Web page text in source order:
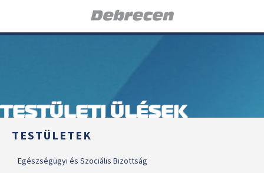
TESTÜLETI ÜLÉSEK
TESTÜLETEK
Egészségügyi és Szociális Bizottság